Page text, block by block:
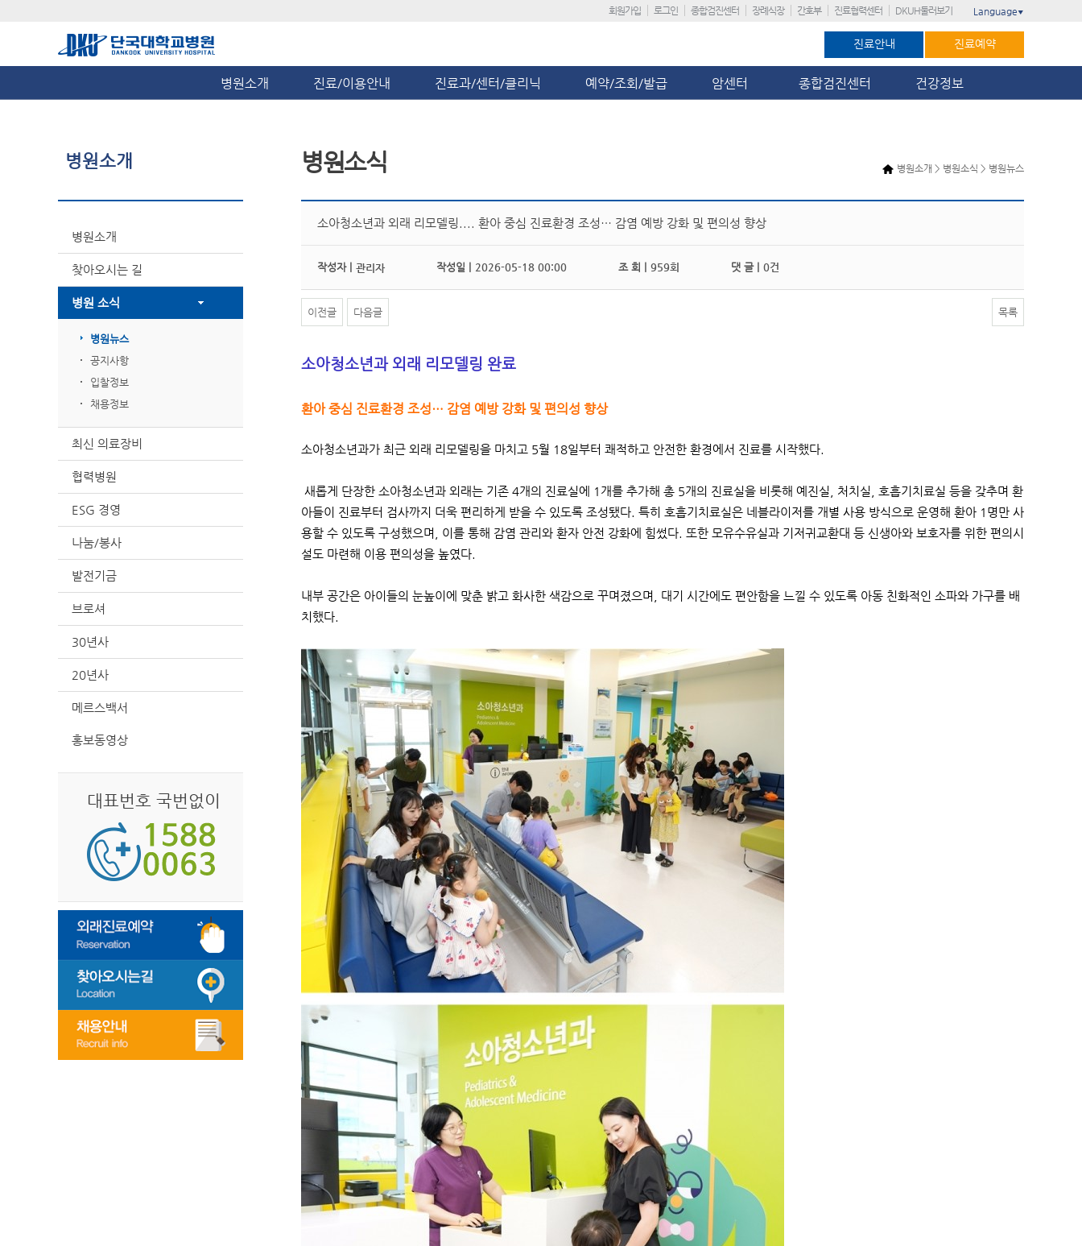
회원가입 로그인 종합검진센터 장례식장 간호부 진료협력센터 DKUH둘러보기 Language ▼
진료안내 진료예약
병원소개 진료/이용안내 진료과/센터/클리닉 예약/조회/발급 암센터 종합검진센터 건강정보
병원소개
병원소개
찾아오시는 길
병원 소식
병원뉴스
공지사항
입찰정보
채용정보
최신 의료장비
협력병원
ESG 경영
나눔/봉사
발전기금
브로셔
30년사
20년사
메르스백서
홍보동영상
대표번호 국번없이
병원소개 > 병원소식 > 병원뉴스
병원소식
소아청소년과 외래 리모델링.... 환아 중심 진료환경 조성… 감염 예방 강화 및 편의성 향상
작성자 | 관리자 작성일 | 2026-05-18 00:00 조 회 | 959회 댓 글 | 0건
이전글 다음글 목록
소아청소년과 외래 리모델링 완료
환아 중심 진료환경 조성… 감염 예방 강화 및 편의성 향상
소아청소년과가 최근 외래 리모델링을 마치고 5월 18일부터 쾌적하고 안전한 환경에서 진료를 시작했다.
새롭게 단장한 소아청소년과 외래는 기존 4개의 진료실에 1개를 추가해 총 5개의 진료실을 비롯해 예진실, 처치실, 호흡기치료실 등을 갖추며 환
아들이 진료부터 검사까지 더욱 편리하게 받을 수 있도록 조성됐다. 특히 호흡기치료실은 네블라이저를 개별 사용 방식으로 운영해 환아 1명만 사
용할 수 있도록 구성했으며, 이를 통해 감염 관리와 환자 안전 강화에 힘썼다. 또한 모유수유실과 기저귀교환대 등 신생아와 보호자를 위한 편의시
설도 마련해 이용 편의성을 높였다.
내부 공간은 아이들의 눈높이에 맞춘 밝고 화사한 색감으로 꾸며졌으며, 대기 시간에도 편안함을 느낄 수 있도록 아동 친화적인 소파와 가구를 배
치했다.